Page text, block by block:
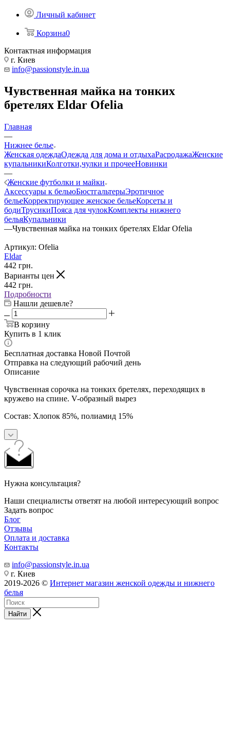
Личный кабинет
Корзина0
Контактная информация
г. Киев
info@passionstyle.in.ua
Чувственная майка на тонких
бретелях Eldar Ofelia
Главная
—
Нижнее белье
Женская одеждаОдежда для дома и отдыхаРасродажаЖенские
купальникиКолготки,чулки и прочееНовинки
—
Женские футболки и майки
Аксессуары к бельюБюстгальтерыЭротичное
бельеКорректирующее женское бельеКорсеты и
бодиТрусикиПояса для чулокКомплекты нижнего
бельяКупальники
—Чувственная майка на тонких бретелях Eldar Ofelia
Артикул: Ofelia
Eldar
442 грн.
Варианты цен
442 грн.
Подробности
Нашли дешевле?
В корзину
Купить в 1 клик
Бесплатная доставка Новой Почтой
Отправка на следующий рабочий день
Описание
Чувственная сорочка на тонких бретелях, переходящих в
кружево на спине. V-образный вырез
Состав: Хлопок 85%, полиамид 15%
Нужна консультация?
Наши специалисты ответят на любой интересующий вопрос
Задать вопрос
Блог
Отзывы
Оплата и доставка
Контакты
info@passionstyle.in.ua
г. Киев
2019-2026 © Интернет магазин женской одежды и нижнего
белья
Найти